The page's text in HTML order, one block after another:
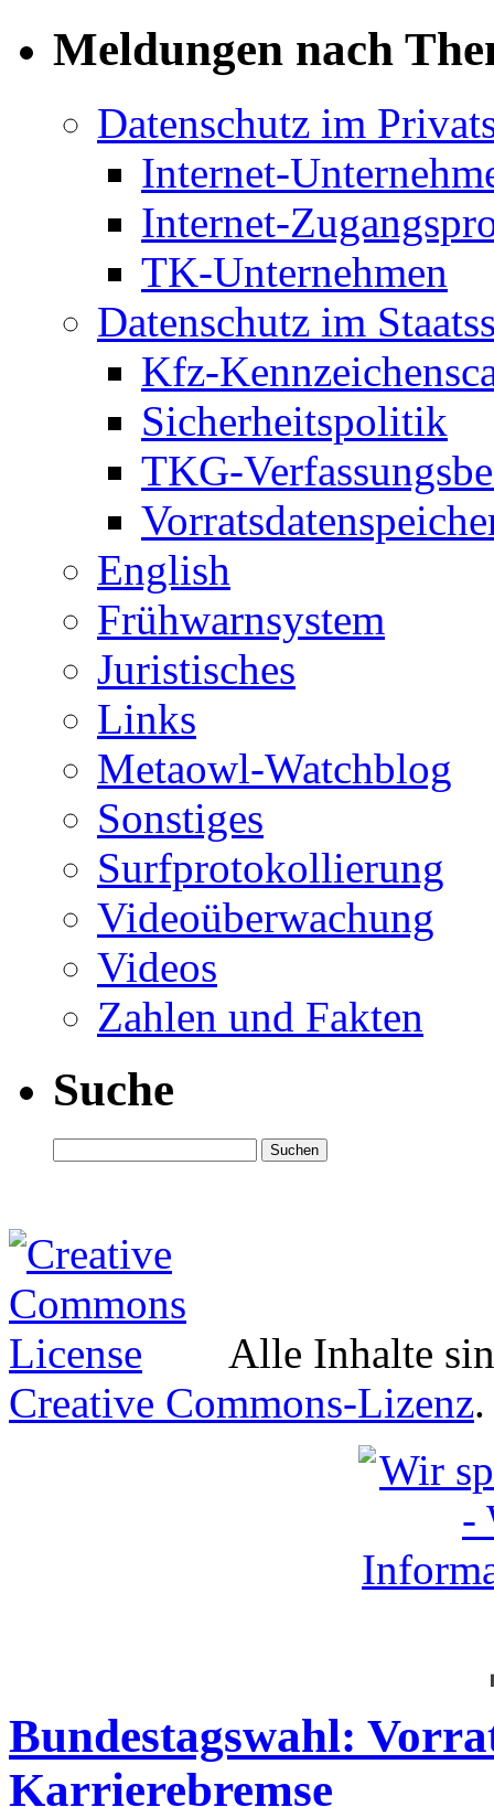
Meldungen nach
Datenschutz im
Internet-
Internet-
TK-Unternehmen
Datenschutz im
Kfz-
Sicherheitspolitik
TKG-
English
Frühwarnsystem
Juristisches
Links
Metaowl-Watchblog
Sonstiges
Surfprotokollierung
Videoüberwachung
Videos
Zahlen und Fakten
Suche
Alle Inhalte
Creative Commons-Lizenz.
Bundestagswahl:
Karrierebremse